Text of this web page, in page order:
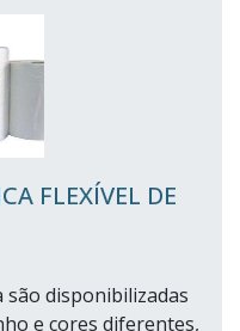
FLEXÍVEL DE
são disponibilizadas
e cores diferentes,